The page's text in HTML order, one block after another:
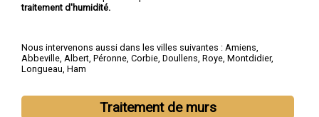
traitement d'humidité.
Nous intervenons aussi dans les villes suivantes : Amiens
Abbeville Albert Péronne Corbie Doullens Roye Montdidier,
Longueau Ham
Traitement de murs